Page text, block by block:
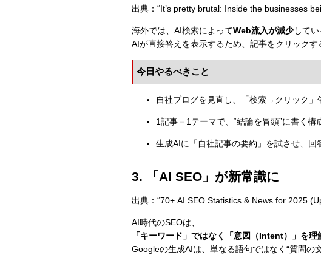
出典：“It’s pretty brutal: Inside the businesses
海外では、AI検索によってWeb流入が減少してい
AIが直接答えを表示するため、記事をクリックす
今日やるべきこと
自社ブログを見直し、「検索→クリック」
1記事＝1テーマで、“結論を冒頭”に書く構
生成AIに「自社記事の要約」を試させ、回
3. 「AI SEO」が新常識に
出典：“70+ AI SEO Statistics & News for 2025
AI時代のSEOは、
「キーワード」ではなく「意図（Intent）」を理
Googleの生成AIは、単なる語句ではなく“質問の